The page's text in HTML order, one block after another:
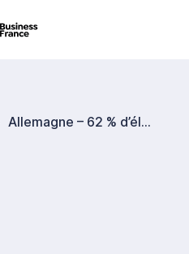
Allemagne – 62 % d’électricité renouvelable en 2025, mais des défis pour atteindre 80 % en 2030